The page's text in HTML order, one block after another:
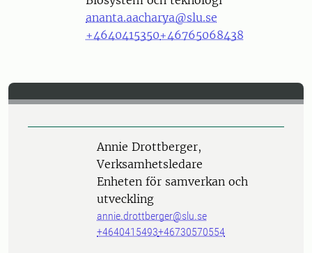
ananta.aacharya@slu.se
+4640415350+46765068438
PersonAnnie Drottberger,
Verksamhetsledare
Enheten för samverkan och
utveckling
annie.drottberger@slu.se
+4640415493+46730570554